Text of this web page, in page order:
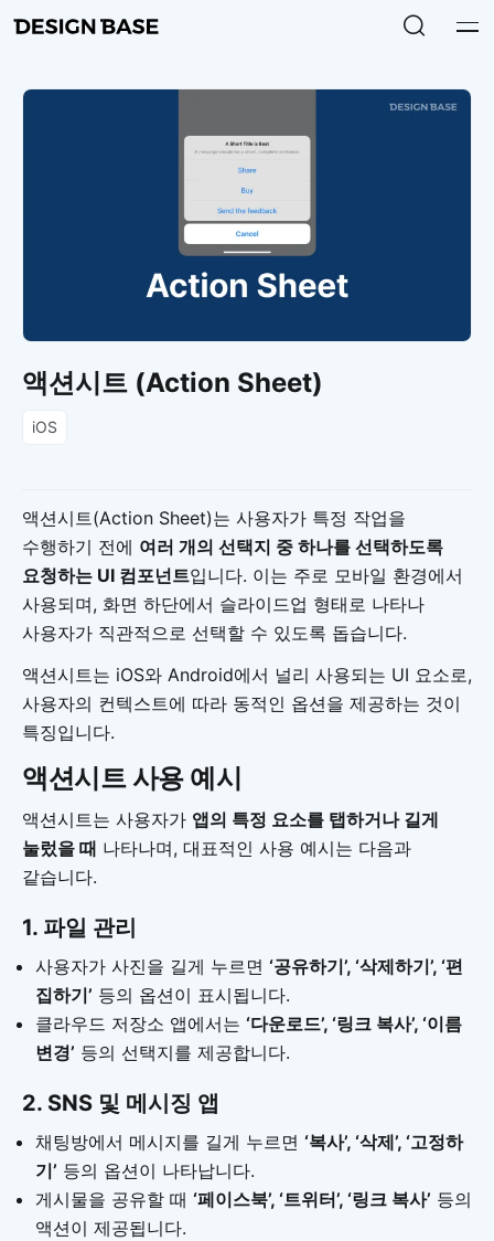
액션시트 (Action Sheet)
iOS
액션시트(Action Sheet)는 사용자가 특정 작업을
수행하기 전에 여러 개의 선택지 중 하나를 선택하도록
요청하는 UI 컴포넌트입니다. 이는 주로 모바일 환경에서
사용되며, 화면 하단에서 슬라이드업 형태로 나타나
사용자가 직관적으로 선택할 수 있도록 돕습니다.
액션시트는 iOS와 Android에서 널리 사용되는 UI 요소로,
사용자의 컨텍스트에 따라 동적인 옵션을 제공하는 것이
특징입니다.
액션시트 사용 예시
액션시트는 사용자가 앱의 특정 요소를 탭하거나 길게
눌렀을 때 나타나며, 대표적인 사용 예시는 다음과
같습니다.
1. 파일 관리
사용자가 사진을 길게 누르면 ‘공유하기’, ‘삭제하기’, ‘편
집하기’ 등의 옵션이 표시됩니다.
클라우드 저장소 앱에서는 ‘다운로드’, ‘링크 복사’, ‘이름
변경’ 등의 선택지를 제공합니다.
2. SNS 및 메시징 앱
채팅방에서 메시지를 길게 누르면 ‘복사’, ‘삭제’, ‘고정하
기’ 등의 옵션이 나타납니다.
게시물을 공유할 때 ‘페이스북’, ‘트위터’, ‘링크 복사’ 등의
액션이 제공됩니다.